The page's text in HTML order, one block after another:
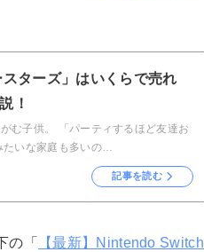
スターズ」はいくらで売れ
！
む子供。 「パーティするほど友達お
たいな家庭も多いの…
記事を読む
の「
【最新】Nintendo Switch